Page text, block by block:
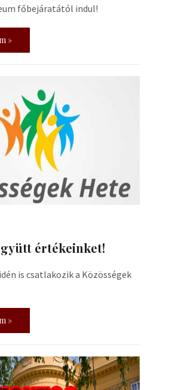
főbejáratától indul!
»
értékeinket!
is csatlakozik a Közösségek
»